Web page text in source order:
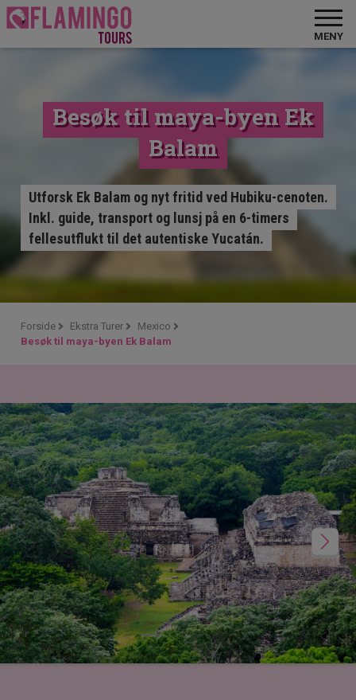
MENY
Besøk til maya-byen Ek
Balam
Utforsk Ek Balam og nyt fritid ved Hubiku-cenoten.
Inkl. guide, transport og lunsj på en 6-timers
fellesutflukt til det autentiske Yucatán.
Forside Ekstra Turer
Mexico
Besøk til maya-byen Ek Balam